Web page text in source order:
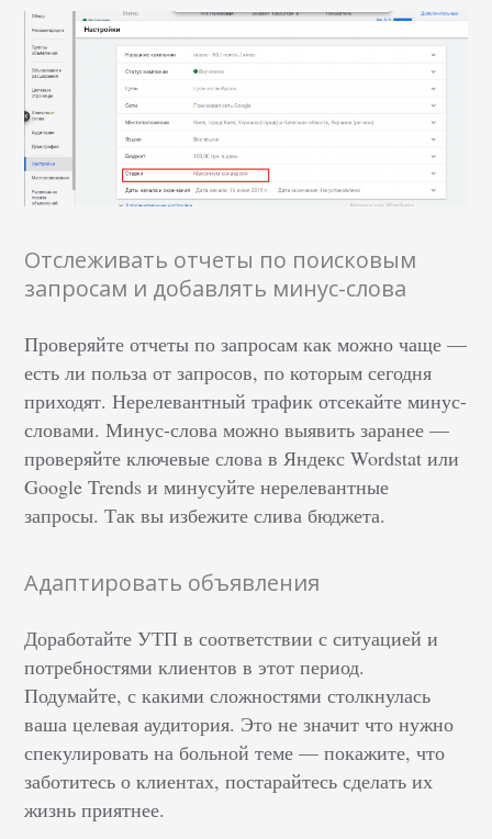
Отслеживать отчеты по поисковым
запросам и добавлять минус-слова
Проверяйте отчеты по запросам как можно чаще —
есть ли польза от запросов, по которым сегодня
приходят. Нерелевантный трафик отсекайте минус-
словами. Минус-слова можно выявить заранее —
проверяйте ключевые слова в Яндекс Wordstat или
Google Trends и минусуйте нерелевантные
запросы. Так вы избежите слива бюджета.
Адаптировать объявления
Доработайте УТП в соответствии с ситуацией и
потребностями клиентов в этот период.
Подумайте, с какими сложностями столкнулась
ваша целевая аудитория. Это не значит что нужно
спекулировать на больной теме — покажите, что
заботитесь о клиентах, постарайтесь сделать их
жизнь приятнее.